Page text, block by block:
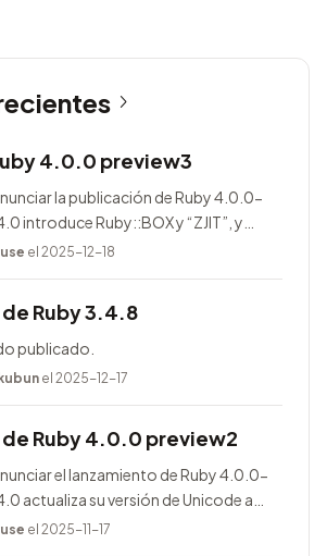
4.0.0 preview3
la publicación de Ruby 4.0.0-
introduce Ruby::BOX y “ZJIT”, y
el 2025-12-18
Ruby 3.4.8
publicado.
el 2025-12-17
Ruby 4.0.0 preview2
el lanzamiento de Ruby 4.0.0-
actualiza su versión de Unicode a
novedades.
el 2025-11-17